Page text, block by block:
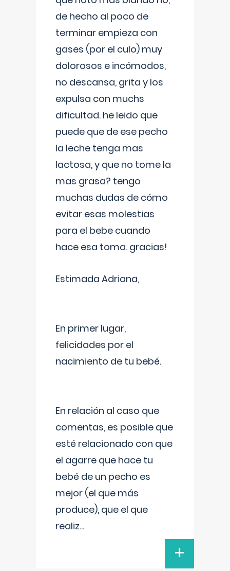
de hecho al poco de
terminar empieza con
gases (por el culo) muy
dolorosos e incómodos,
no descansa, grita y los
expulsa con muchs
dificultad. he leido que
puede que de ese pecho
la leche tenga mas
lactosa, y que no tome la
mas grasa? tengo
muchas dudas de cómo
evitar esas molestias
para el bebe cuando
hace esa toma. gracias!
Estimada Adriana,
En primer lugar,
felicidades por el
nacimiento de tu bebé.
En relación al caso que
comentas, es posible que
esté relacionado con que
el agarre que hace tu
bebé de un pecho es
mejor (el que más
produce), que el que
realiz...
+